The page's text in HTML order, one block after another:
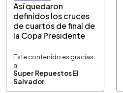
Así quedaron
definidos los cruces
de cuartos de final de
la Copa Presidente
Este contenido es gracias
a
Super Repuestos El
Salvador